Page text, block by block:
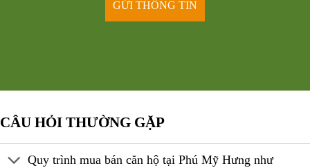
CÂU HỎI THƯỜNG GẶP
Quy trình mua bán căn hộ tại Phú Mỹ Hưng như